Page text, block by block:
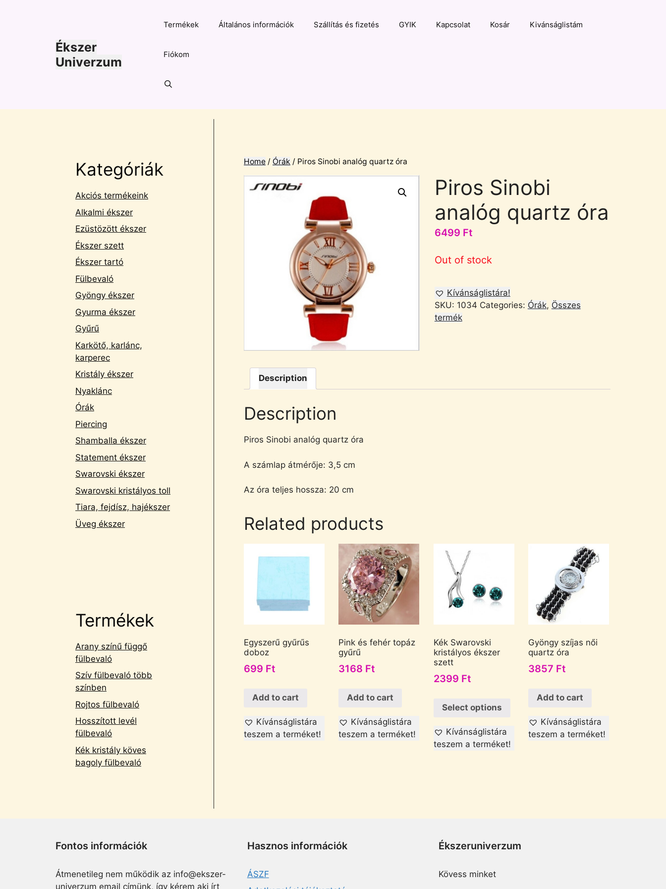
Ékszer
Univerzum
Termékek Általános információk Szállítás és fizetés GYIK Kapcsolat Kosár Kivánságlistám
Fiókom
Home / Órák / Piros Sinobi analóg quartz óra
Piros Sinobi
analóg quartz óra
6499 Ft
Out of stock
Kívánságlistára!
SKU: 1034 Categories: Órák, Összes
termék
Description
Description
Piros Sinobi analóg quartz óra
A számlap átmérője: 3,5 cm
Az óra teljes hossza: 20 cm
Related products
Egyszerű gyűrűs
doboz
699 Ft
Add to cart
Kívánságlistára
teszem a terméket!
Pink és fehér topáz
gyűrű
3168 Ft
Add to cart
Kívánságlistára
teszem a terméket!
Kék Swarovski
kristályos ékszer
szett
2399 Ft
Select options
Kívánságlistára
teszem a terméket!
Gyöngy szíjas női
quartz óra
3857 Ft
Add to cart
Kívánságlistára
teszem a terméket!
Kategóriák
Akciós termékeink
Alkalmi ékszer
Ezüstözött ékszer
Ékszer szett
Ékszer tartó
Fülbevaló
Gyöngy ékszer
Gyurma ékszer
Gyűrű
Karkötő, karlánc,
karperec
Kristály ékszer
Nyaklánc
Órák
Piercing
Shamballa ékszer
Statement ékszer
Swarovski ékszer
Swarovski kristályos toll
Tiara, fejdísz, hajékszer
Üveg ékszer
Termékek
Arany színű függő
fülbevaló
Szív fülbevaló több
színben
Rojtos fülbevaló
Hosszított levél
fülbevaló
Kék kristály köves
bagoly fülbevaló
Fontos információk
Átmenetileg nem működik az info@ekszer-
univerzum email címünk, így kérem aki írt
Hasznos információk
ÁSZF
Ékszeruniverzum
Kövess minket